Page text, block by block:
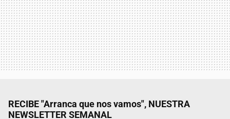
RECIBE "Arranca que nos vamos", NUESTRA
NEWSLETTER SEMANAL